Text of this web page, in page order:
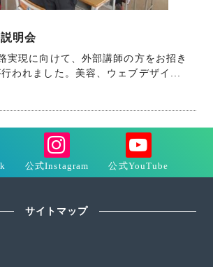
明会
実現に向けて、外部講師の方をお招き
われました。美容、ウェブデザイ...
サイトマップ